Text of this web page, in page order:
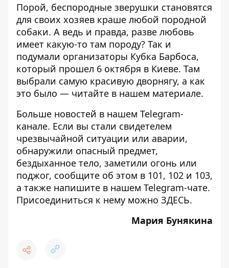
Порой, беспородные зверушки становятся
для своих хозяев краше любой породной
собаки. А ведь и правда, разве любовь
имеет какую-то там породу? Так и
подумали организаторы Кубка Барбоса,
который прошел 6 октября в Киеве. Там
выбрали самую красивую дворнягу, а как
это было — читайте в нашем материале.
Больше новостей в нашем Telegram-
канале. Если вы стали свидетелем
чрезвычайной ситуации или аварии,
обнаружили опасный предмет,
бездыханное тело, заметили огонь или
поджог, сообщите об этом в 101, 102 и 103,
а также напишите в нашем Telegram-чате.
Присоединиться к нему можно ЗДЕСЬ.
Мария Бунякина